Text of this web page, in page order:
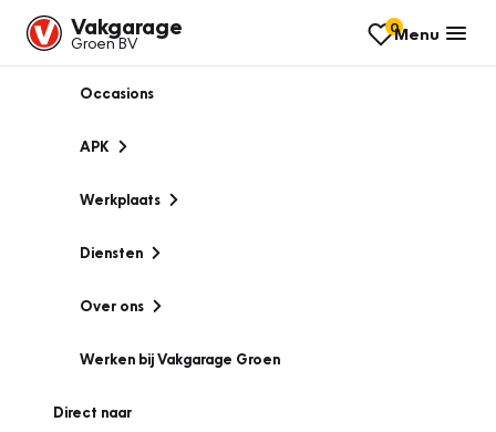
Vakgarage
Groen BV
0Menu
Occasions
APK
Werkplaats
Diensten
Over ons
Werken bij Vakgarage Groen
Direct naar